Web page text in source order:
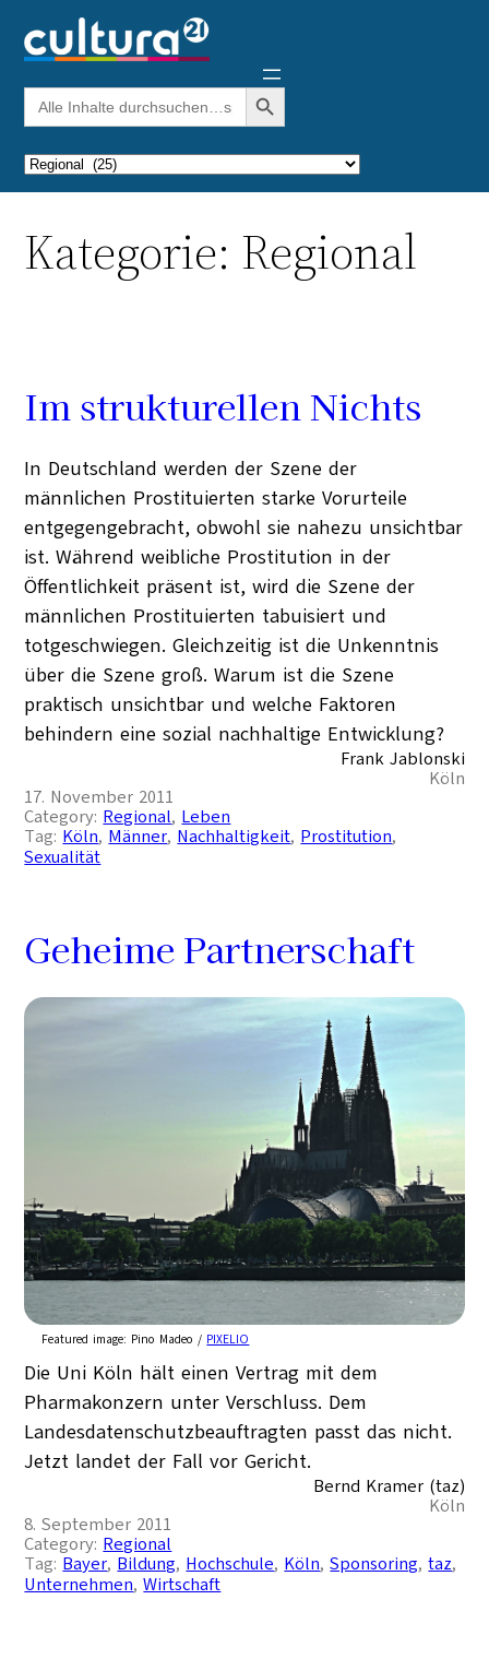
Inhalt
springen
Search
for:
Search Button
Kategorien
Kategorie: Regional
Im strukturellen Nichts
In Deutschland werden der Szene der
männlichen Prostituierten starke Vorurteile
entgegengebracht, obwohl sie nahezu unsichtbar
ist. Während weibliche Prostitution in der
Öffentlichkeit präsent ist, wird die Szene der
männlichen Prostituierten tabuisiert und
totgeschwiegen. Gleichzeitig ist die Unkenntnis
über die Szene groß. Warum ist die Szene
praktisch unsichtbar und welche Faktoren
behindern eine sozial nachhaltige Entwicklung?
Frank Jablonski
Köln
17. November 2011
Category: Regional, Leben
Tag: Köln, Männer, Nachhaltigkeit, Prostitution
Sexualität
Geheime Partnerschaft
Featured image: Pino Madeo / PIXELIO
Die Uni Köln hält einen Vertrag mit dem
Pharmakonzern unter Verschluss. Dem
Landesdatenschutzbeauftragten passt das nicht.
Jetzt landet der Fall vor Gericht.
Bernd Kramer (taz)
Köln
8. September 2011
Category: Regional
Tag: Bayer, Bildung, Hochschule, Köln, Sponsoring, taz
Unternehmen, Wirtschaft